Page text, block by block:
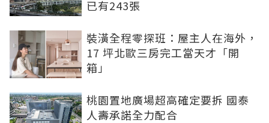
已有243張
裝潢全程零探班：屋主人在海外，
17 坪北歐三房完工當天才「開
箱」
桃園置地廣場超高確定要拆 國泰
人壽承諾全力配合